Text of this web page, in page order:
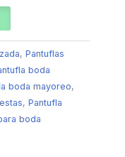
, Pantuflas
boda
boda mayoreo,
, Pantufla
boda